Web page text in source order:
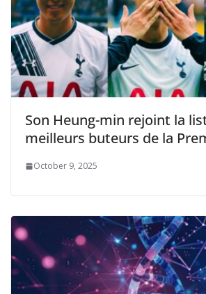
Son Heung-min rejoint la
meilleurs buteurs de la
October 9, 2025